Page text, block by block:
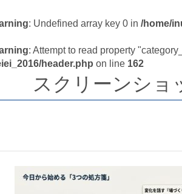
: Undefined array key 0 in /home/
: Attempt to read property
header.php on line 162
スクリーンショ